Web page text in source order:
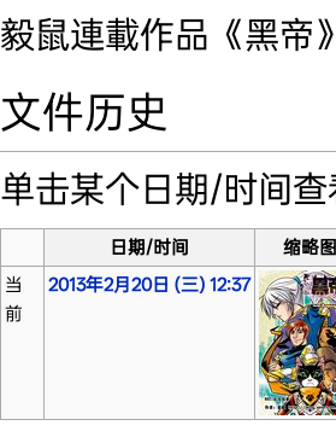
毅鼠連載作品《黑帝
文件历史
单击某个日期/时间
日期/时间
缩略图
当
前
2013年2月20日 (三) 12:37